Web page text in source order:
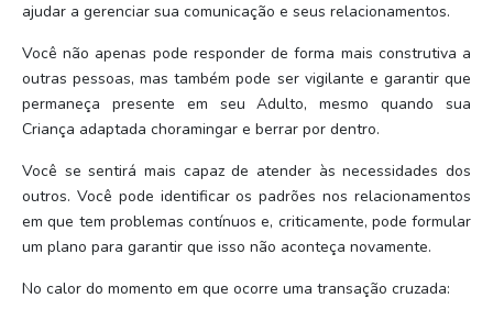
ajudar a gerenciar sua comunicação e seus relacionamentos.
Você não apenas pode responder de forma mais construtiva a
outras pessoas, mas também pode ser vigilante e garantir que
permaneça presente em seu Adulto, mesmo quando sua
Criança adaptada choramingar e berrar por dentro.
Você se sentirá mais capaz de atender às necessidades dos
outros. Você pode identificar os padrões nos relacionamentos
em que tem problemas contínuos e, criticamente, pode formular
um plano para garantir que isso não aconteça novamente.
No calor do momento em que ocorre uma transação cruzada: